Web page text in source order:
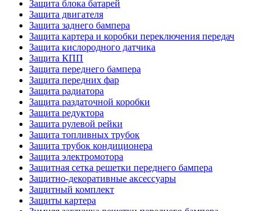
Защита блока батарей
Защита двигателя
Защита заднего бампера
Защита картера и коробки переключения передач
Защита кислородного датчика
Защита КПП
Защита переднего бампера
Защита передних фар
Защита радиатора
Защита раздаточной коробки
Защита редуктора
Защита рулевой рейки
Защита топливных трубок
Защита трубок кондиционера
Защита электромотора
Защитная сетка решетки переднего бампера
Защитно-декоративные аксессуары
Защитный комплект
Защиты картера